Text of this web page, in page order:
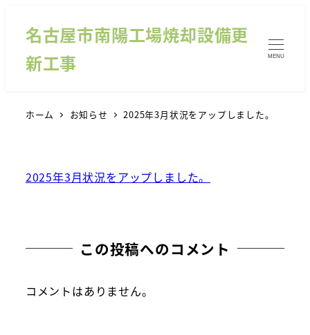
名古屋市南陽工場焼却設備更
新工事
MENU
ホーム お知らせ 2025年3月状況をアップしました。
2025年3月状況をアップしました。
この投稿へのコメント
コメントはありません。